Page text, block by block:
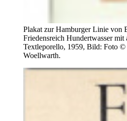
Plakat zur Hamburger Linie von
Friedensreich Hundertwasser mit
Textleporello, 1959, Bild: Foto ©
Woellwarth.